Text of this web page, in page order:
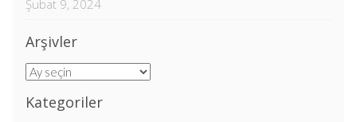
Şubat 9, 2024
Arşivler
Arşivler
Kategoriler